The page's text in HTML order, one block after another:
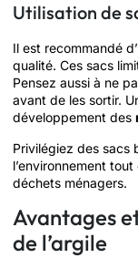
Utilisation de
Il est recommandé
qualité. Ces sacs
Pensez aussi à ne
avant de les sortir.
développement des
Privilégiez des sacs
l’environnement
déchets ménagers.
Avantages
de l’argile